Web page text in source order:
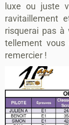
luxe ou juste
ravitaillement
risquerai pas à
tellement
remercier !